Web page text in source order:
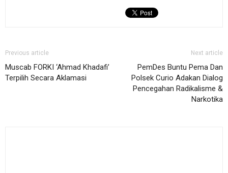
Previous article
Muscab FORKI ‘Ahmad Khadafi’
Terpilih Secara Aklamasi
Next article
PemDes Buntu Pema Dan
Polsek Curio Adakan Dialog
Pencegahan Radikalisme &
Narkotika